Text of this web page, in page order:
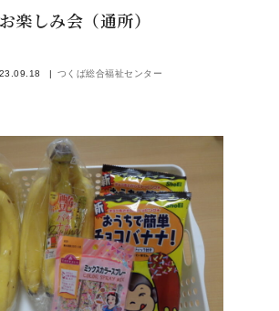
お楽しみ会（通所）
つくば総合福祉センター